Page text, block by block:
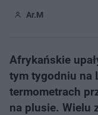
Ar.M
Afrykańskie
tym tygodniu na
termometrach
na plusie. Wielu